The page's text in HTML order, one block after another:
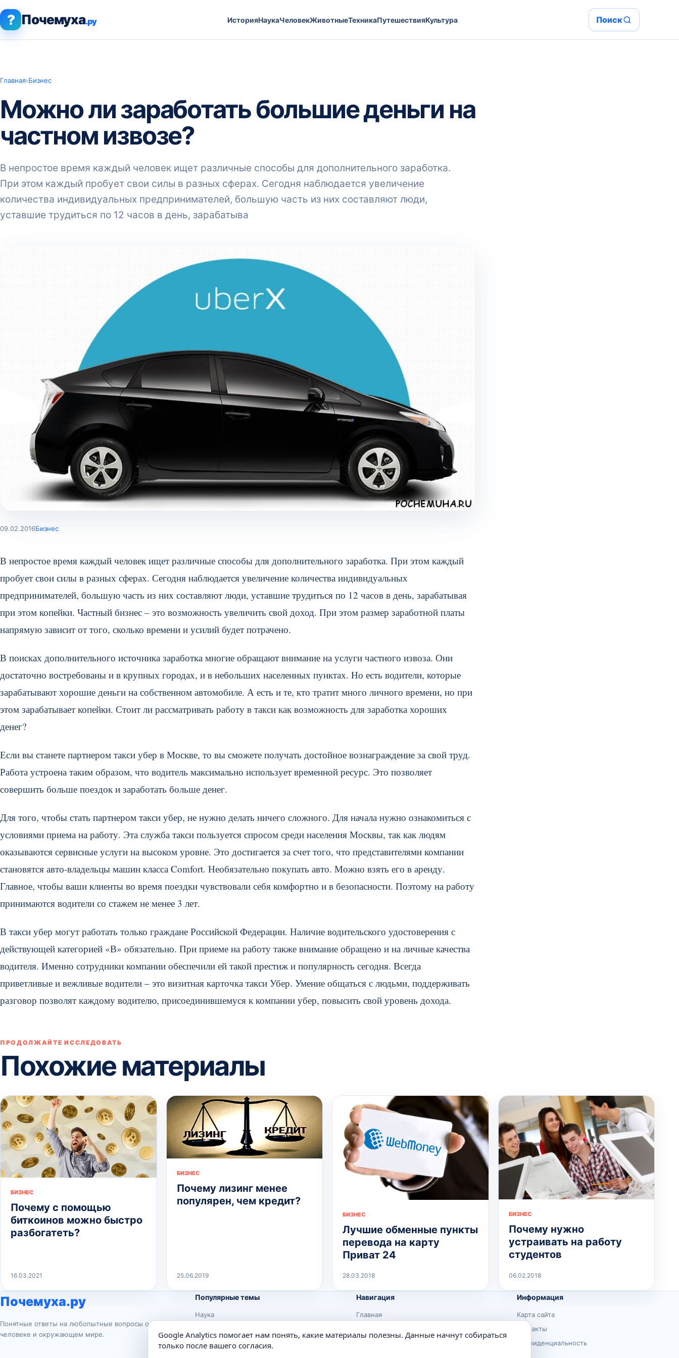
? Почемуха.ру ИсторияНаукаЧеловекЖивотныеТехникаПутешествияКультура Поиск
Главная›Бизнес
Можно ли заработать большие деньги на
частном извозе?
В непростое время каждый человек ищет различные способы для дополнительного заработка.
При этом каждый пробует свои силы в разных сферах. Сегодня наблюдается увеличение
количества индивидуальных предпринимателей, большую часть из них составляют люди,
уставшие трудиться по 12 часов в день, зарабатыва
09.02.2016Бизнес
В непростое время каждый человек ищет различные способы для дополнительного заработка. При этом каждый
пробует свои силы в разных сферах. Сегодня наблюдается увеличение количества индивидуальных
предпринимателей, большую часть из них составляют люди, уставшие трудиться по 12 часов в день, зарабатывая
при этом копейки. Частный бизнес – это возможность увеличить свой доход. При этом размер заработной платы
напрямую зависит от того, сколько времени и усилий будет потрачено.
В поисках дополнительного источника заработка многие обращают внимание на услуги частного извоза. Они
достаточно востребованы и в крупных городах, и в небольших населенных пунктах. Но есть водители, которые
зарабатывают хорошие деньги на собственном автомобиле. А есть и те, кто тратит много личного времени, но при
этом зарабатывает копейки. Стоит ли рассматривать работу в такси как возможность для заработка хороших
денег?
Если вы станете партнером такси убер в Москве, то вы сможете получать достойное вознаграждение за свой труд.
Работа устроена таким образом, что водитель максимально использует временной ресурс. Это позволяет
совершить больше поездок и заработать больше денег.
Для того, чтобы стать партнером такси убер, не нужно делать ничего сложного. Для начала нужно ознакомиться с
условиями приема на работу. Эта служба такси пользуется спросом среди населения Москвы, так как людям
оказываются сервисные услуги на высоком уровне. Это достигается за счет того, что представителями компании
становятся авто-владельцы машин класса Comfort. Необязательно покупать авто. Можно взять его в аренду.
Главное, чтобы ваши клиенты во время поездки чувствовали себя комфортно и в безопасности. Поэтому на работу
принимаются водители со стажем не менее 3 лет.
В такси убер могут работать только граждане Российской Федерации. Наличие водительского удостоверения с
действующей категорией «В» обязательно. При приеме на работу также внимание обращено и на личные качества
водителя. Именно сотрудники компании обеспечили ей такой престиж и популярность сегодня. Всегда
приветливые и вежливые водители – это визитная карточка такси Убер. Умение общаться с людьми, поддерживать
разговор позволят каждому водителю, присоединившемуся к компании убер, повысить свой уровень дохода.
ПРОДОЛЖАЙТЕ ИССЛЕДОВАТЬ
Похожие материалы
БИЗНЕС
Почему с помощью
биткоинов можно быстро
разбогатеть?
16.03.2021
БИЗНЕС
Почему лизинг менее
популярен, чем кредит?
25.06.2019
БИЗНЕС
Лучшие обменные пункты
перевода на карту
Приват 24
28.03.2018
БИЗНЕС
Почему нужно
устраивать на работу
студентов
06.02.2018
Почемуха.ру
Понятные ответы на любопытные вопросы о
человеке и окружающем мире.
Популярные темы
Наука
Животные
Навигация
Главная
Информация
Карта сайта
Контакты
Конфиденциальность
Google Analytics помогает нам понять, какие материалы полезны. Данные начнут собираться
только после вашего согласия.